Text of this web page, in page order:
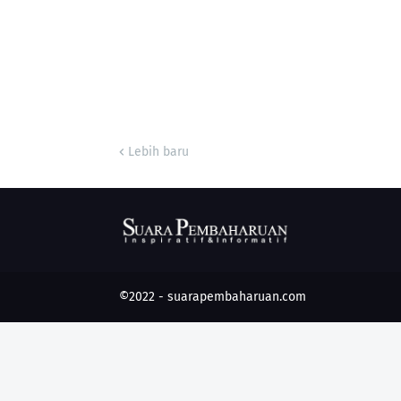
Lebih baru
©2022 - suarapembaharuan.com